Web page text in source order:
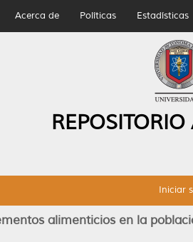
Acerca de Políticas Estadísticas
Iniciar
alimenticios en la